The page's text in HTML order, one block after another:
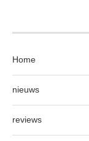
Home
nieuws
reviews